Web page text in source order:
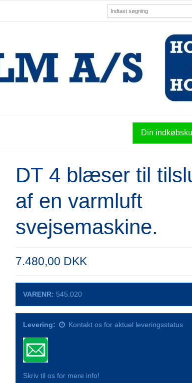
Din
DT 4 blæser til
af en varmluft
svejsemaskine.
7.480,00 DKK
VARENR: 545.020
Levering: Kontakt os for aktuel leveringsstatus
Skriv til os for mere info!